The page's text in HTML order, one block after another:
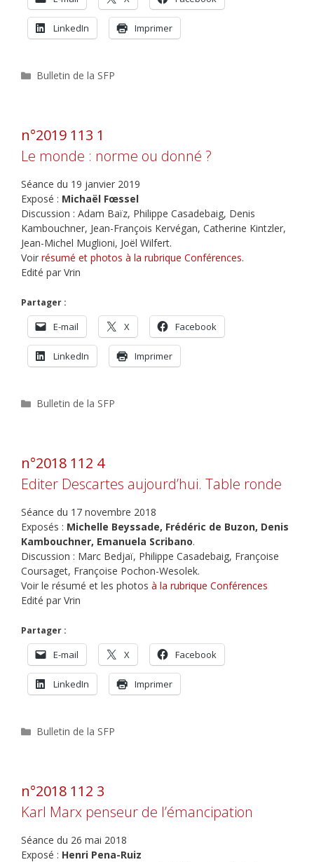
LinkedIn Imprimer
Catégories
Bulletin de la SFP
n°2019 113 1
Le monde : norme ou donné ?
Séance du 19 janvier 2019
Exposé : Michaël Fœssel
Discussion : Adam Baïz, Philippe Casadebaig, Denis
Kambouchner, Jean-François Kervégan, Catherine Kintzler,
Jean-Michel Muglioni, Joël Wilfert.
Voir résumé et photos à la rubrique Conférences.
Edité par Vrin
Partager :
E-mail X Facebook
LinkedIn Imprimer
Catégories
Bulletin de la SFP
n°2018 112 4
Editer Descartes aujourd’hui. Table ronde
Séance du 17 novembre 2018
Exposés : Michelle Beyssade, Frédéric de Buzon, Denis
Kambouchner, Emanuela Scribano.
Discussion : Marc Bedjaï, Philippe Casadebaig, Françoise
Coursaget, Françoise Pochon-Wesolek.
Voir le résumé et les photos à la rubrique Conférences
Edité par Vrin
Partager :
E-mail X Facebook
LinkedIn Imprimer
Catégories
Bulletin de la SFP
n°2018 112 3
Karl Marx penseur de l’émancipation
Séance du 26 mai 2018
Exposé : Henri Pena-Ruiz